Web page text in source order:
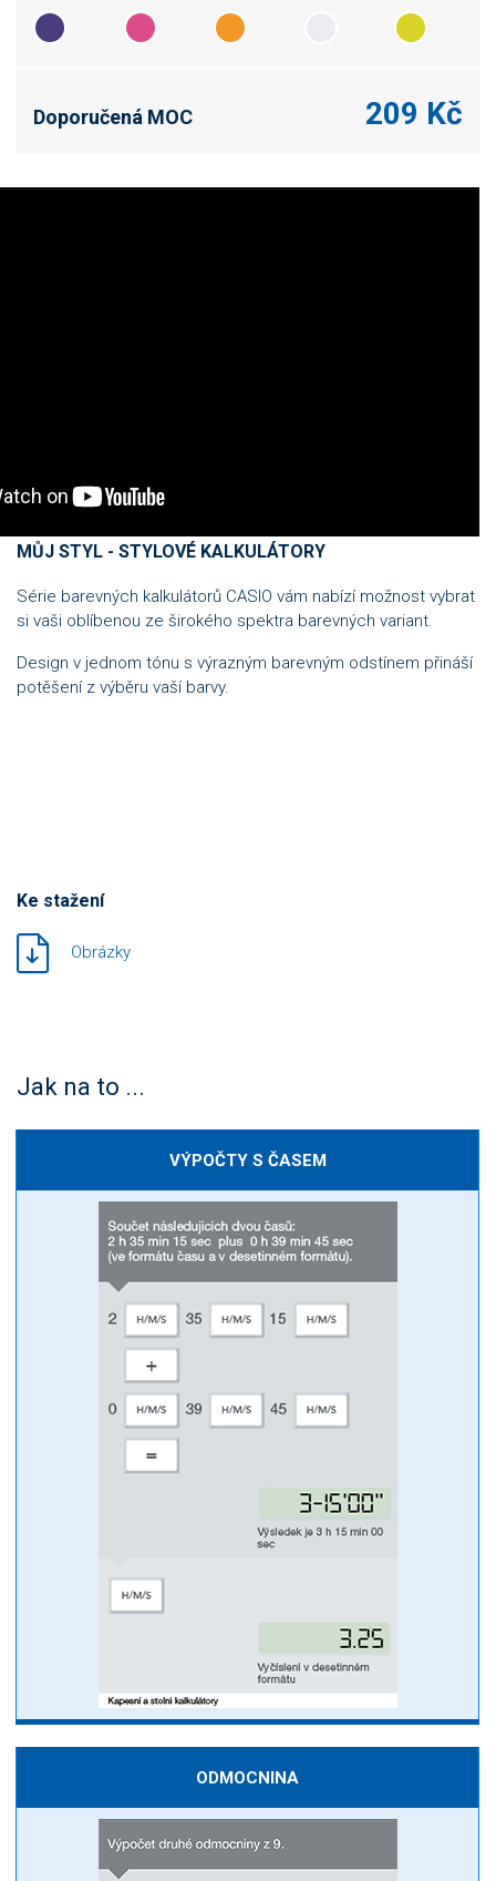
Doporučená MOC 209 Kč
MŮJ STYL - STYLOVÉ KALKULÁTORY
Série barevných kalkulátorů CASIO vám nabízí možnost vybrat
si vaši oblíbenou ze širokého spektra barevných variant.
Design v jednom tónu s výrazným barevným odstínem přináší
potěšení z výběru vaší barvy.
Ke stažení
Obrázky
Jak na to ...
VÝPOČTY S ČASEM
ODMOCNINA